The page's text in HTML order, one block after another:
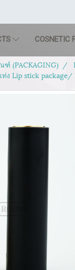
COSNETIC
(PACKAGING)
Lip stick